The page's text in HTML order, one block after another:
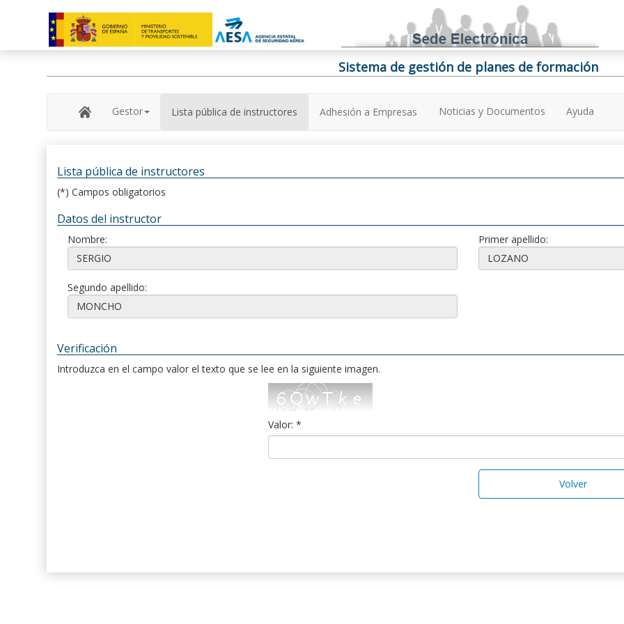
Sistema de gestión de planes de formación
Gestor Lista pública de instructores Adhesión a Empresas Noticias y Documentos Ayuda
Lista pública de instructores
(*) Campos obligatorios
Datos del instructor
Nombre: Primer apellido:
Segundo apellido:
Verificación
Introduzca en el campo valor el texto que se lee en la siguiente imagen.
Valor: *
Volver